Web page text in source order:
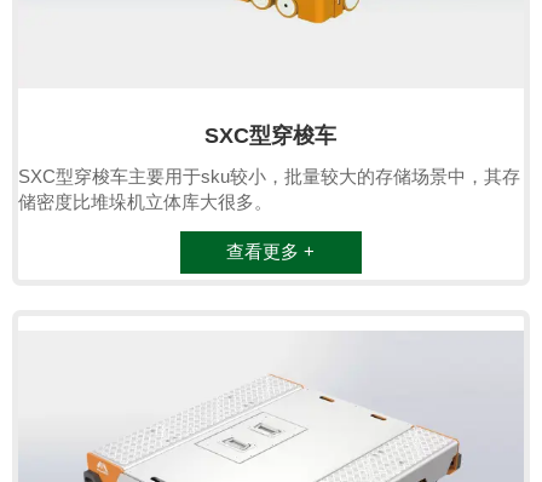
SXC型穿梭车
SXC型穿梭车主要用于sku较小，批量较大的存储场景中，其存
储密度比堆垛机立体库大很多。
查看更多 +